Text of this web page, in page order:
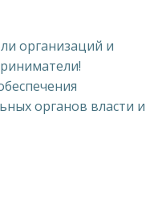
организаций и
органов власти и